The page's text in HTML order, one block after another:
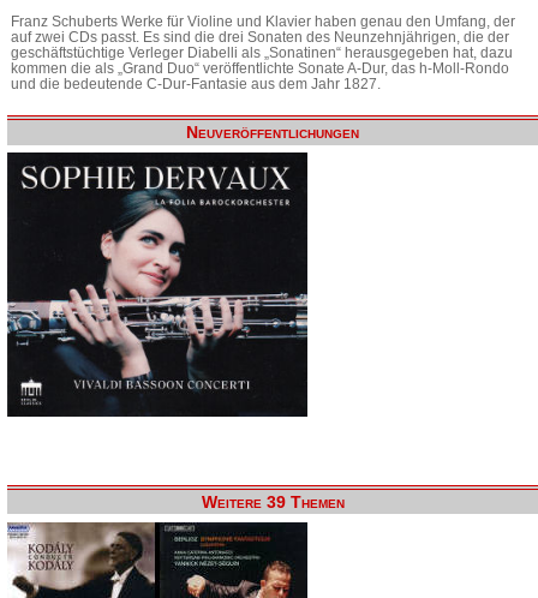
Franz Schuberts Werke für Violine und Klavier haben genau den Umfang, der
auf zwei CDs passt. Es sind die drei Sonaten des Neunzehnjährigen, die der
geschäftstüchtige Verleger Diabelli als „Sonatinen“ herausgegeben hat, dazu
kommen die als „Grand Duo“ veröffentlichte Sonate A-Dur, das h-Moll-Rondo
und die bedeutende C-Dur-Fantasie aus dem Jahr 1827.
Neuveröffentlichungen
Weitere 39 Themen